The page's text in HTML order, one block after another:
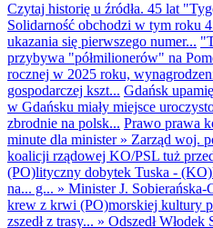
Czytaj historię u źródła. 45 lat
Solidarność obchodzi w tym roku
ukazania się pierwszego numer...
przybywa "półmilionerów" na
rocznej w 2025 roku,
gospodarczej kszt... Gdańsk
w Gdańsku miały miejsce
zbrodnie na polsk... Prawo prawa
minute dla minister» Zarząd woj.
koalicji rządowej KO/PSL tuż
(PO)lityczny dobytek Tuska -
na... g... » Minister J. Sobierańska-
krew z krwi (PO)morskiej kultury
zszedł z trasy... » Odszedł Włodek